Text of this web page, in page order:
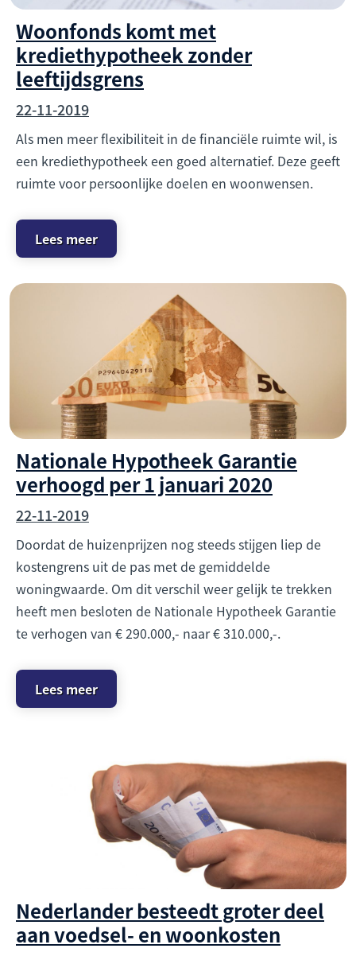
Woonfonds komt met
krediethypotheek zonder
leeftijdsgrens
22-11-2019
Als men meer flexibiliteit in de financiële ruimte wil, is
een krediethypotheek een goed alternatief. Deze geeft
ruimte voor persoonlijke doelen en woonwensen.
Lees meer
Nationale Hypotheek Garantie
verhoogd per 1 januari 2020
22-11-2019
Doordat de huizenprijzen nog steeds stijgen liep de
kostengrens uit de pas met de gemiddelde
woningwaarde. Om dit verschil weer gelijk te trekken
heeft men besloten de Nationale Hypotheek Garantie
te verhogen van € 290.000,- naar € 310.000,-.
Lees meer
Nederlander besteedt groter deel
aan voedsel- en woonkosten